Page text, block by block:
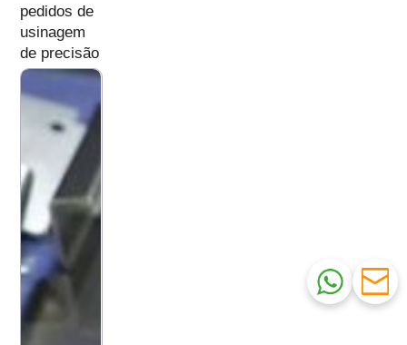
pedidos de
usinagem
de precisão